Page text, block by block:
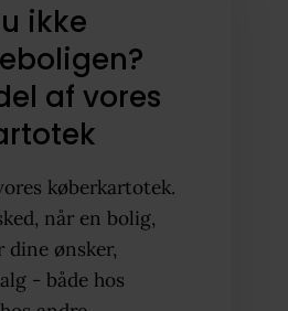
ikke
af vores
køberkartotek.
når en bolig,
dine ønsker,
- både hos